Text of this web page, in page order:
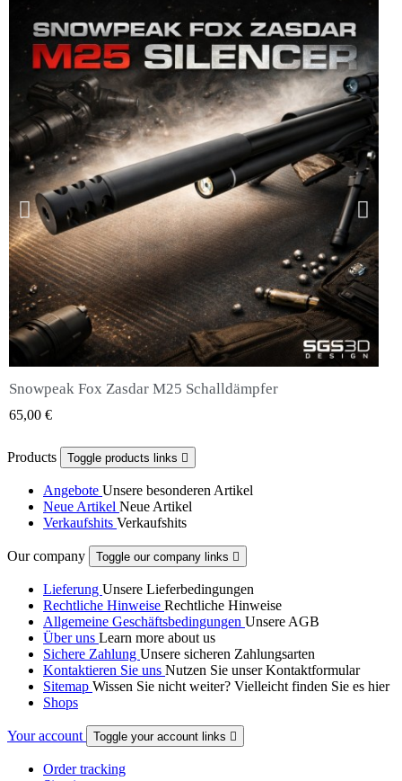
QUICK VIEW
Snowpeak Fox Zasdar M25 Schalldämpfer
65,00 €
Products Toggle products links 
Angebote Unsere besonderen Artikel
Neue Artikel Neue Artikel
Verkaufshits Verkaufshits
Our company Toggle our company links 
Lieferung Unsere Lieferbedingungen
Rechtliche Hinweise Rechtliche Hinweise
Allgemeine Geschäftsbedingungen Unsere AGB
Über uns Learn more about us
Sichere Zahlung Unsere sicheren Zahlungsarten
Kontaktieren Sie uns Nutzen Sie unser Kontaktformular
Sitemap Wissen Sie nicht weiter? Vielleicht finden Sie es hier
Shops
Your account Toggle your account links 
Order tracking